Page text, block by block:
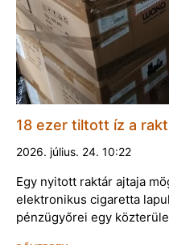
18 ezer tiltott íz a
2026. július. 24. 10:22
Egy nyitott raktár ajtaja
elektronikus cigaretta
pénzügyőrei egy